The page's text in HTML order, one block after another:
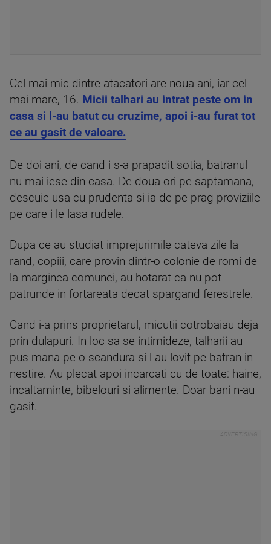
Cel mai mic dintre atacatori are noua ani, iar cel
mai mare, 16. Micii talhari au intrat peste om in
casa si l-au batut cu cruzime, apoi i-au furat tot
ce au gasit de valoare.
De doi ani, de cand i s-a prapadit sotia, batranul
nu mai iese din casa. De doua ori pe saptamana,
descuie usa cu prudenta si ia de pe prag proviziile
pe care i le lasa rudele.
Dupa ce au studiat imprejurimile cateva zile la
rand, copiii, care provin dintr-o colonie de romi de
la marginea comunei, au hotarat ca nu pot
patrunde in fortareata decat spargand ferestrele.
Cand i-a prins proprietarul, micutii cotrobaiau deja
prin dulapuri. In loc sa se intimideze, talharii au
pus mana pe o scandura si l-au lovit pe batran in
nestire. Au plecat apoi incarcati cu de toate: haine,
incaltaminte, bibelouri si alimente. Doar bani n-au
gasit.